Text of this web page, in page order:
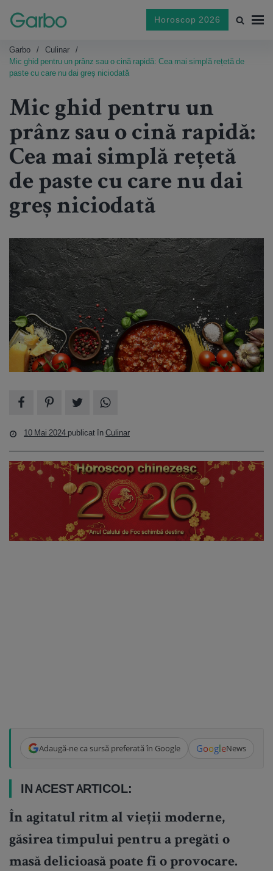
Horoscop 2026
Garbo
Culinar
Mic ghid pentru un prânz sau o cină rapidă: Cea mai simplă rețetă de
paste cu care nu dai greș niciodată
Mic ghid pentru un
prânz sau o cină rapidă:
Cea mai simplă rețetă
de paste cu care nu dai
greș niciodată
10 Mai 2024 publicat înCulinar
Adaugă-ne ca sursă preferată în Google GoogleNews
IN ACEST ARTICOL:
În agitatul ritm al vieții moderne,
găsirea timpului pentru a pregăti o
masă delicioasă poate fi o provocare.